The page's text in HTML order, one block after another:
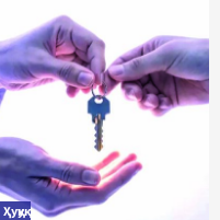
Ҳуқуқ